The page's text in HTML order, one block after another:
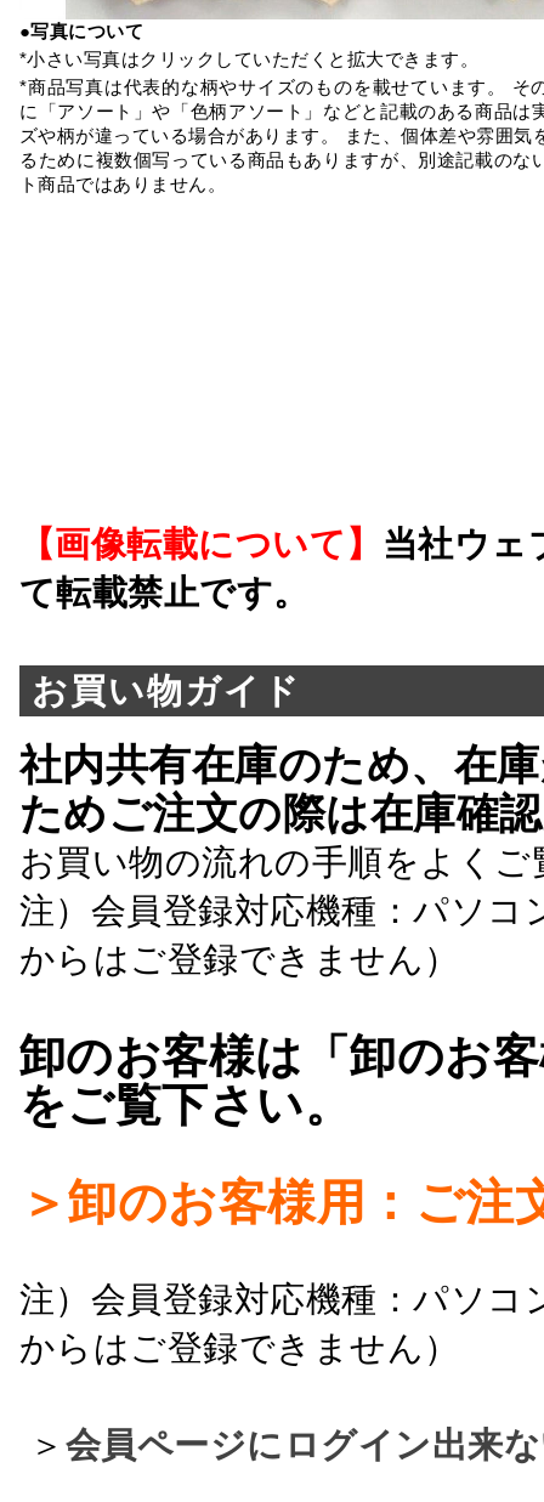
●写真について
*小さい写真はクリックしていただくと拡大できます。
*商品写真は代表的な柄やサイズのものを載せています。 そ
に「アソート」や「色柄アソート」などと記載のある商品は
ズや柄が違っている場合があります。 また、個体差や雰囲気
るために複数個写っている商品もありますが、別途記載のな
ト商品ではありません。
【画像転載について】 当社ウェ
て転載禁止です。
お買い物ガイド
社内共有在庫のため、在
ためご注文の際は在庫確
お買い物の流れの手順をよくご
注）会員登録対応機種：パソ
からはご登録できません）
卸のお客様は「卸のお
をご覧下さい。
＞卸のお客様用：ご注
注）会員登録対応機種：パソ
からはご登録できません）
＞ 会員ページにログイン出来